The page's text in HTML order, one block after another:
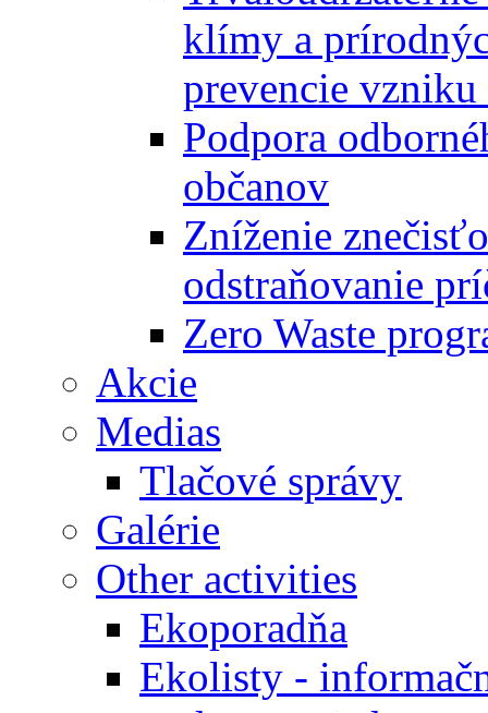
klímy a
prevencie vzniku
Podpora
občanov
Zníženie
odstraňovanie
Zero Waste
Akcie
Medias
Tlačové správy
Galérie
Other activities
Ekoporadňa
Ekolisty -